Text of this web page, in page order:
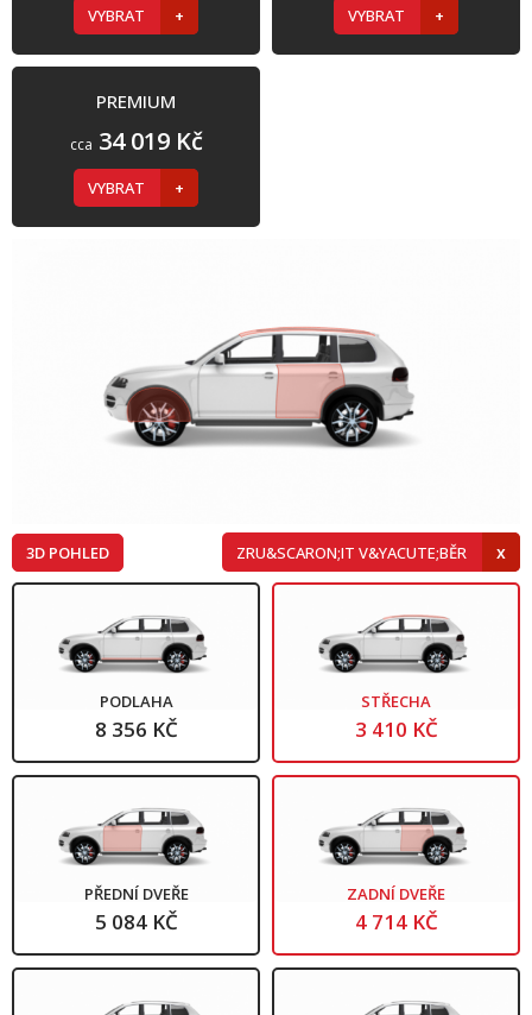
VYBRAT VYBRAT
PREMIUM
cca 34 019 Kč
VYBRAT
ZRU&SCARON;IT V&YACUTE;BĚR
3D POHLED
PODLAHA
8 356 KČ
STŘECHA
3 410 KČ
PŘEDNÍ DVEŘE
5 084 KČ
ZADNÍ DVEŘE
4 714 KČ